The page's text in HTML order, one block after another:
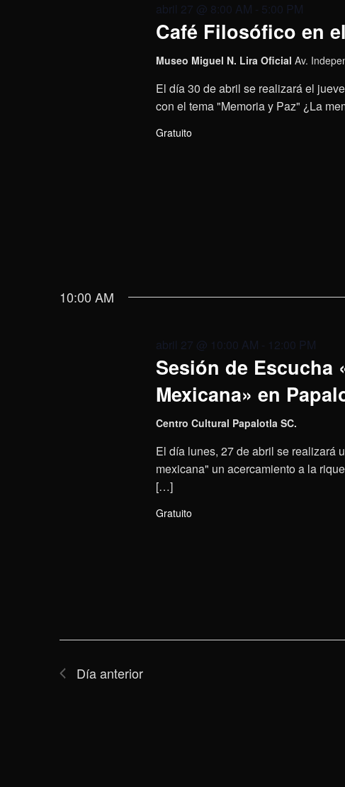
Café Filosófico en
abril 27 @ 8:00 AM - 5:00 PM
Museo Miguel N. Lira Oficial Av.
El día 30 de abril se realizará el
con el tema "Memoria y Paz" ¿La
Gratuito
10:00 AM
Sesión de Escucha
Mexicana» en
abril 27 @ 10:00 AM - 12:00 PM
Centro Cultural Papalotla SC.
El día lunes, 27 de abril se realizará
mexicana" un acercamiento a la
[…]
Gratuito
Día anterior